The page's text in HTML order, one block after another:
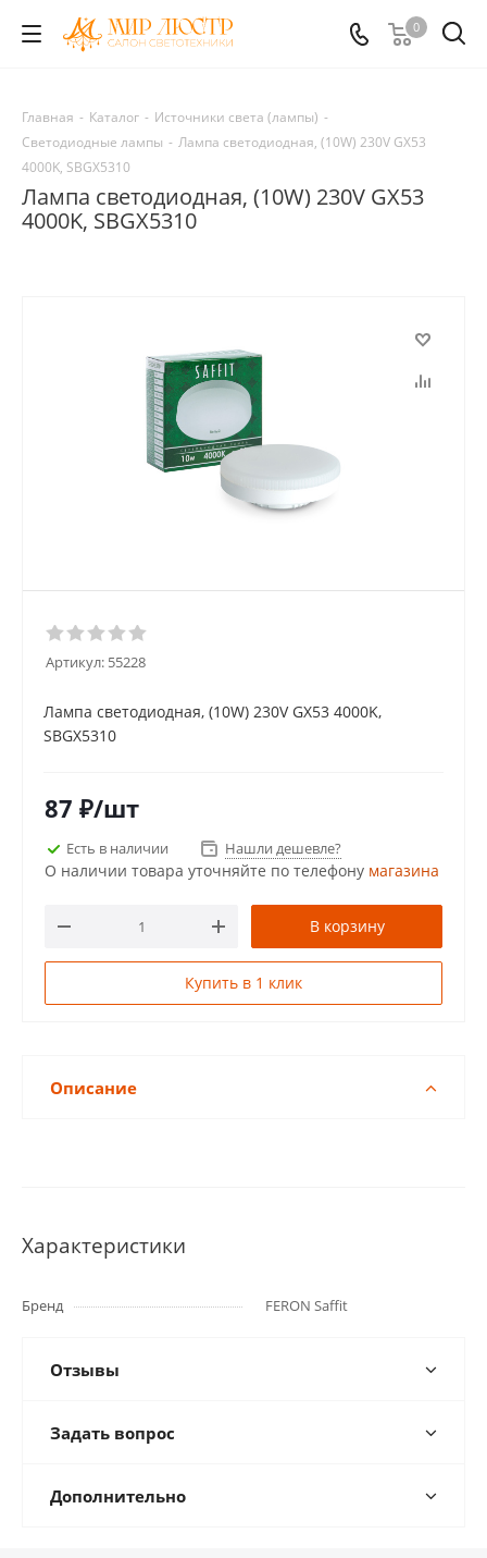
0
Главная - Каталог - Источники света (лампы) -
Светодиодные лампы - Лампа cветодиодная, (10W) 230V GX53
4000K, SBGX5310
Лампа cветодиодная, (10W) 230V GX53
4000K, SBGX5310
Артикул: 55228
Лампа cветодиодная, (10W) 230V GX53 4000K,
SBGX5310
87 ₽/шт
Есть в наличии Нашли дешевле?
О наличии товара уточняйте по телефону магазина
В корзину
Купить в 1 клик
Описание
Характеристики
Бренд FERON Saffit
Отзывы
Задать вопрос
Дополнительно